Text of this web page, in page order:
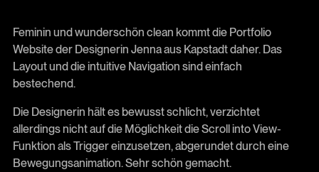
Feminin und wunderschön clean kommt die Portfolio
Website der Designerin Jenna aus Kapstadt daher. Das
Layout und die intuitive Navigation sind einfach
bestechend.
Die Designerin hält es bewusst schlicht, verzichtet
allerdings nicht auf die Möglichkeit die Scroll into View-
Funktion als Trigger einzusetzen, abgerundet durch eine
Bewegungsanimation. Sehr schön gemacht.